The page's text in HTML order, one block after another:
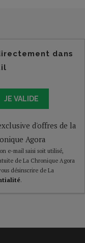
dans
JE VALIDE
d'offres de la
Agora
e-mail saisi soit utilisé,
de La Chronique Agora
désinscrire de La
.